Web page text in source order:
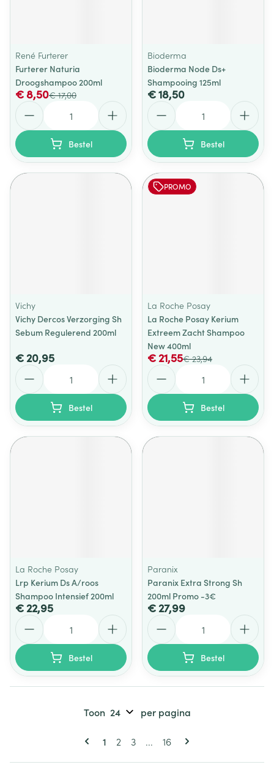
René Furterer
Furterer Naturia
Droogshampoo 200ml
€ 17,00
€ 8,50
Bestel
Bioderma
Bioderma Node Ds+
Shampooing 125ml
€ 18,50
Bestel
Vichy
Vichy Dercos Verzorging Sh
Sebum Regulerend 200ml
€ 20,95
Bestel
PROMO
La Roche Posay
La Roche Posay Kerium
Extreem Zacht Shampoo
New 400ml
€ 23,94
€ 21,55
Bestel
La Roche Posay
Lrp Kerium Ds A/roos
Shampoo Intensief 200ml
€ 22,95
Bestel
Paranix
Paranix Extra Strong Sh
200ml Promo -3€
€ 27,99
Bestel
Pagina's
U lees momenteel pagina
1 Pagina
2 Pagina
3 ... Pagina
16
Toon per pagina